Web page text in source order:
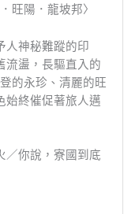
旺陽．龍坡邦〉
人神秘難蹤的印
流盪，長驅直入的
的永珍、清麗的旺
始終催促著旅人邁
你說，寮國到底